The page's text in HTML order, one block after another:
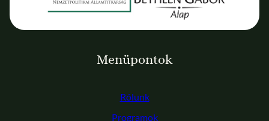
Menüpontok
Rólunk
Programok